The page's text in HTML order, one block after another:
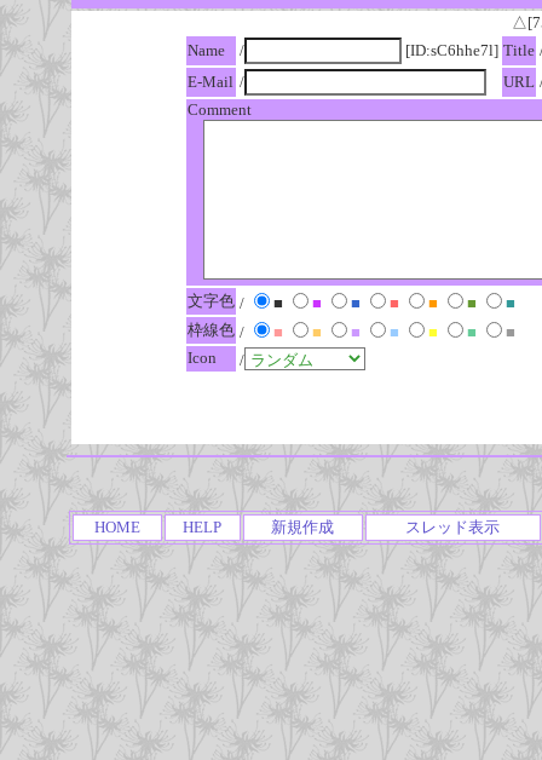
Name
/ [ID:sC6hhe7l] Title
E-Mail / URL
Comment
文字色 / ■ ■ ■ ■ ■ ■
■
枠線色 / ■ ■ ■ ■ ■ ■
■
Icon
/
HOME HELP 新規作成 スレッド表示